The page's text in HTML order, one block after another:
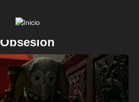
Obsesión